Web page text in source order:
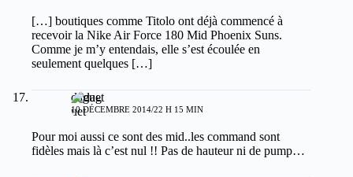
[…] boutiques comme Titolo ont déjà commencé à
recevoir la Nike Air Force 180 Mid Phoenix Suns.
Comme je m’y entendais, elle s’est écoulée en
seulement quelques […]
daguet
10 DÉCEMBRE 2014/22 H 15 MIN
Pour moi aussi ce sont des mid..les command sont
fidèles mais là c’est nul !! Pas de hauteur ni de pump…